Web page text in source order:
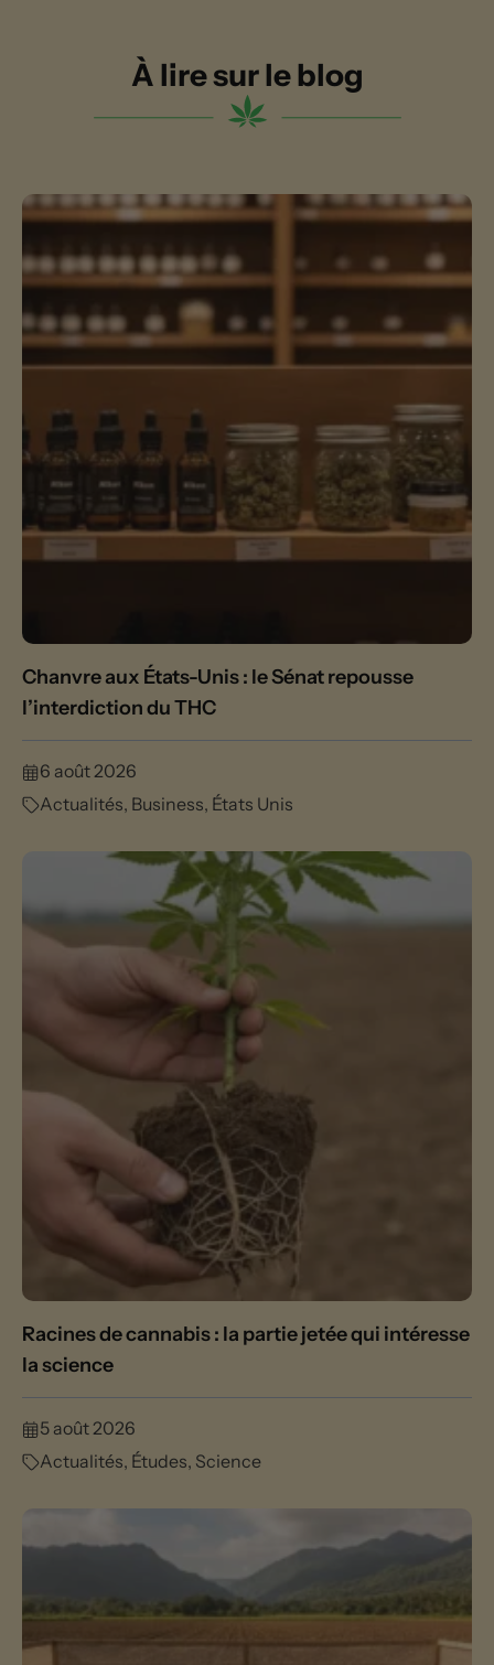
À lire sur le blog
Chanvre aux États-Unis : le Sénat repousse
l’interdiction du THC
6 août 2026
Actualités, Business, États Unis
Racines de cannabis : la partie jetée qui intéresse
la science
5 août 2026
Actualités, Études, Science